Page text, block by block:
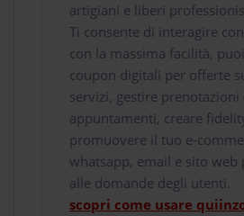
artigiani e liberi
Ti consente di interagire
con la massima facilità,
coupon digitali per offerte
servizi, gestire prenotazioni
appuntamenti, creare
promuovere il tuo e-
whatsapp, email e sito web
alle domande degli utenti.
scopri come usare